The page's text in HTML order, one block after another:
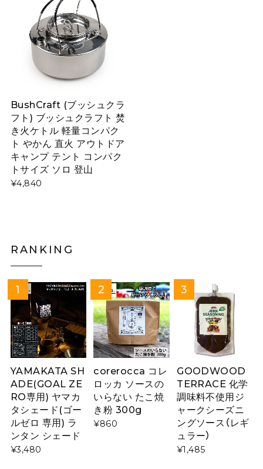
BushCraft (ブッシュクラ
フト) ブッシュクラフト 焚
き火ケトル 軽量コンパク
ト やかん 直火 アウトドア
キャンプ テント コンパク
トサイズ ソロ 登山
¥4,840
RANKING
YAMAKATA SH
ADE(GOAL ZE
RO専用) ヤマカ
タシェード(ゴー
ルゼロ 専用) ラ
ンタン シェード
¥3,480
corerocca コレ
ロッカ ソースの
いらない たこ焼
き粉 300g
¥860
GOODWOOD
TERRACE 化学
調味料不使用ジ
ャークシーズニ
ングソース（レギ
ュラー）
¥1,485